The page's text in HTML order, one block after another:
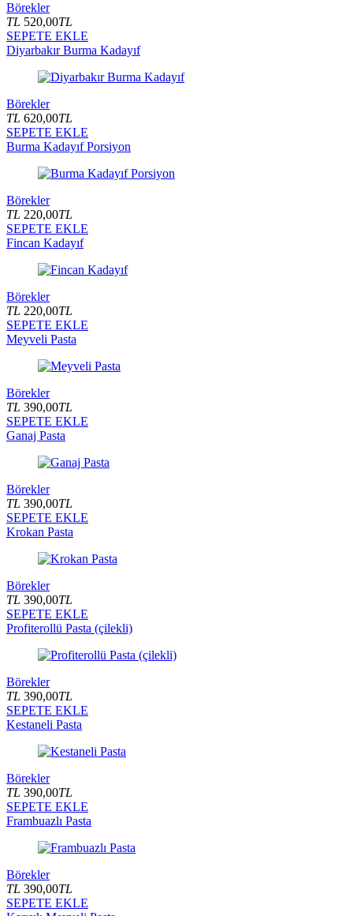
Börekler
TL 520,00TL
SEPETE EKLE
Diyarbakır Burma Kadayıf
Börekler
TL 620,00TL
SEPETE EKLE
Burma Kadayıf Porsiyon
Börekler
TL 220,00TL
SEPETE EKLE
Fincan Kadayıf
Börekler
TL 220,00TL
SEPETE EKLE
Meyveli Pasta
Börekler
TL 390,00TL
SEPETE EKLE
Ganaj Pasta
Börekler
TL 390,00TL
SEPETE EKLE
Krokan Pasta
Börekler
TL 390,00TL
SEPETE EKLE
Profiterollü Pasta (çilekli)
Börekler
TL 390,00TL
SEPETE EKLE
Kestaneli Pasta
Börekler
TL 390,00TL
SEPETE EKLE
Frambuazlı Pasta
Börekler
TL 390,00TL
SEPETE EKLE